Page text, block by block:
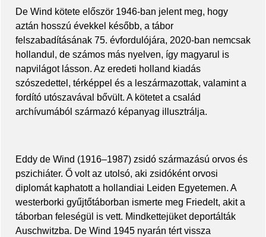
De Wind kötete először 1946-ban jelent meg, hogy
aztán hosszú évekkel később, a tábor
felszabadításának 75. évfordulójára, 2020-ban nemcsak
hollandul, de számos más nyelven, így magyarul is
napvilágot lásson. Az eredeti holland kiadás
szószedettel, térképpel és a leszármazottak, valamint a
fordító utószavával bővült. A kötetet a család
archívumából származó képanyag illusztrálja.
Eddy de Wind (1916–1987) zsidó származású orvos és
pszichiáter. Ő volt az utolsó, aki zsidóként orvosi
diplomát kaphatott a hollandiai Leiden Egyetemen. A
westerborki gyűjtőtáborban ismerte meg Friedelt, akit a
táborban feleségül is vett. Mindkettejüket deportálták
Auschwitzba. De Wind 1945 nyarán tért vissza